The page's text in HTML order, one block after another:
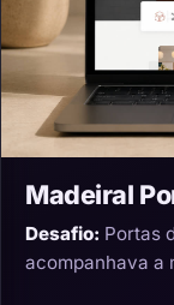
Madeiral
Desafio: Portas
acompanhava a